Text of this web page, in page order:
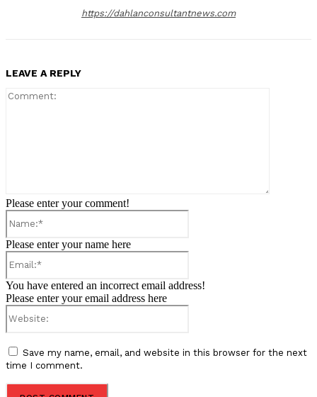
https://dahlanconsultantnews.com
LEAVE A REPLY
Please enter your comment!
Please enter your name here
You have entered an incorrect email address!
Please enter your email address here
Save my name, email, and website in this browser for the next
time I comment.